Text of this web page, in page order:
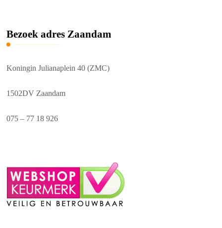
Bezoek adres Zaandam
Koningin Julianaplein 40 (ZMC)
1502DV Zaandam
075 – 77 18 926